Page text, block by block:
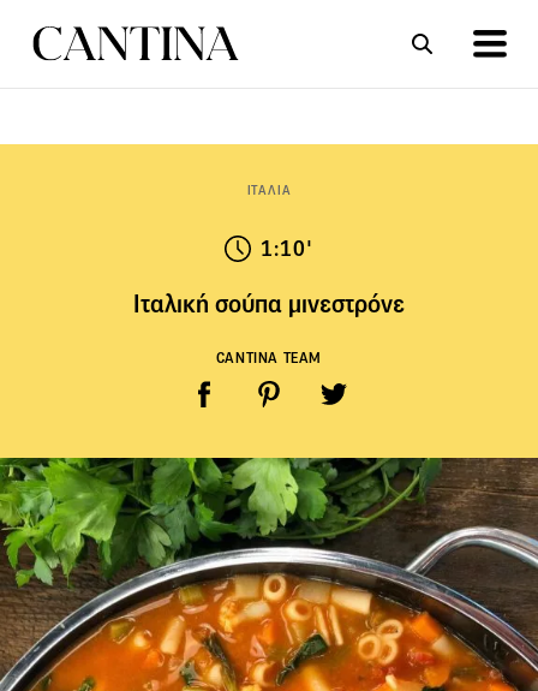
ΙΤΑΛΙΑ
1:10'
Ιταλική σούπα μινεστρόνε
CANTINA TEAM